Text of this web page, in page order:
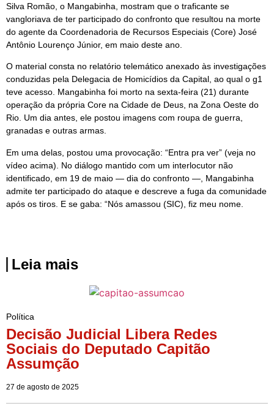
Silva Romão, o Mangabinha, mostram que o traficante se
vangloriava de ter participado do confronto que resultou na morte
do agente da Coordenadoria de Recursos Especiais (Core) José
Antônio Lourenço Júnior, em maio deste ano.
O material consta no relatório telemático anexado às investigações
conduzidas pela Delegacia de Homicídios da Capital, ao qual o g1
teve acesso. Mangabinha foi morto na sexta-feira (21) durante
operação da própria Core na Cidade de Deus, na Zona Oeste do
Rio. Um dia antes, ele postou imagens com roupa de guerra,
granadas e outras armas.
Em uma delas, postou uma provocação: “Entra pra ver” (veja no
vídeo acima). No diálogo mantido com um interlocutor não
identificado, em 19 de maio — dia do confronto —, Mangabinha
admite ter participado do ataque e descreve a fuga da comunidade
após os tiros. E se gaba: “Nós amassou (SIC), fiz meu nome.
Leia mais
Política
Decisão Judicial Libera Redes
Sociais do Deputado Capitão
Assumção
27 de agosto de 2025